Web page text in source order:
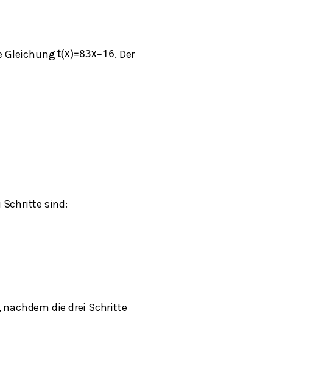
Gleichungt(x)=83x−16. Der
Schritte sind:
nachdem die drei Schritte